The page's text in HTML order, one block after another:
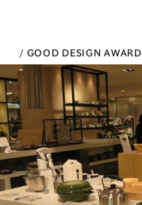
GOOD DESIGN AWARD